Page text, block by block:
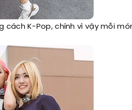
cách K-Pop, chính vì vậy mỗi